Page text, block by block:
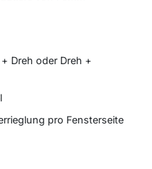
Dreh oder Dreh +
pro Fensterseite